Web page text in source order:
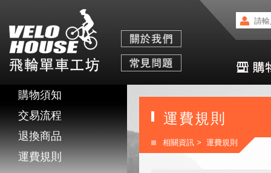
購物須知
交易流程
退換商品
運費規則
運費規則
相關資訊 > 運費規則